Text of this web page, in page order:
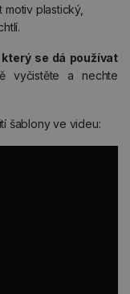
motiv plastický,
se dá používat
vyčistěte a nechte
šablony ve videu: